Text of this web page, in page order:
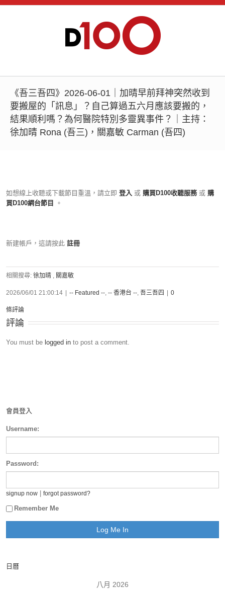
《吾三吾四》2026-06-01｜加晴早前拜神突然收到
要搬屋的「訊息」？自己算過五六月應該要搬的，
結果順利嗎？為何醫院特別多靈異事件？｜主持：
徐加晴 Rona (吾三)，關嘉敏 Carman (吾四)
如想線上收聽或下載節目重溫，請立即 登入 或 購買D100收聽服務 或 購
買D100網台節目
。
新建帳戶，這請按此 註冊
相關搜尋: 徐加晴 , 關嘉敏
2026/06/01 21:00:14 -- Featured --, -- 香港台 --, 吾三吾四 0
條評論
評論
You must be logged in to post a comment.
會員登入
Username:
Password:
signup now forgot password?
Remember Me
日曆
八月 2026